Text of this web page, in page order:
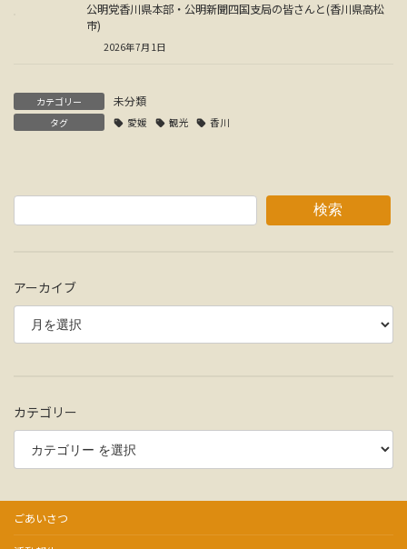
公明党香川県本部・公明新聞四国支局の皆さんと(香川県高松
市)
2026年7月1日
カテゴリー 未分類
タグ 愛媛 観光 香川
検索
アーカイブ
カテゴリー
ごあいさつ